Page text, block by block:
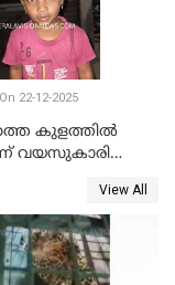
22-12-2025
കുളത്തിൽ
വയസുകാരി
View All